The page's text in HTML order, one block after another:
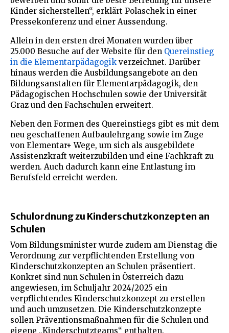
Kinder sicherstellen“, erklärt Polaschek in einer
Pressekonferenz und einer Aussendung.
Allein in den ersten drei Monaten wurden über
25.000 Besuche auf der Website für den Quereinstieg
in die Elementarpädagogik verzeichnet. Darüber
hinaus werden die Ausbildungsangebote an den
Bildungsanstalten für Elementarpädagogik, den
Pädagogischen Hochschulen sowie der Universität
Graz und den Fachschulen erweitert.
Neben den Formen des Quereinstiegs gibt es mit dem
neu geschaffenen Aufbaulehrgang sowie im Zuge
von Elementar+ Wege, um sich als ausgebildete
Assistenzkraft weiterzubilden und eine Fachkraft zu
werden. Auch dadurch kann eine Entlastung im
Berufsfeld erreicht werden.
Schulordnung zu Kinderschutzkonzepten an
Schulen
Vom Bildungsminister wurde zudem am Dienstag die
Verordnung zur verpflichtenden Erstellung von
Kinderschutzkonzepten an Schulen präsentiert.
Konkret sind nun Schulen in Österreich dazu
angewiesen, im Schuljahr 2024/2025 ein
verpflichtendes Kinderschutzkonzept zu erstellen
und auch umzusetzen. Die Kinderschutzkonzepte
sollen Präventionsmaßnahmen für die Schulen und
eigene „Kinderschutzteams“ enthalten.